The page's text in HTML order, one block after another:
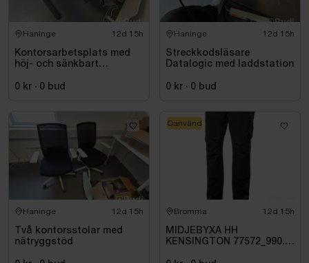
Haninge 12d 15h
Kontorsarbetsplats med
höj- och sänkbart
0 kr · 0 bud
Haninge 12d 15h
Streckkodsläsare
Datalogic med laddstation
0 kr · 0 bud
Haninge 12d 15h
Två kontorsstolar med
nätryggstöd
Bromma 12d 15h
MIDJEBYXA HH
KENSINGTON 77572_990.
Oanvänd